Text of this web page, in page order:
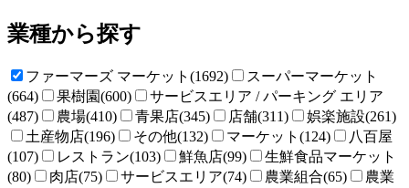
業種から探す
ファーマーズ マーケット(1692)
スーパーマーケット
(664)
果樹園(600)
サービスエリア / パーキング エリア
(487)
農場(410) 青果店(345) 店舗(311)
娯楽施設(261)
土産物店(196)
その他(132) マーケット(124)
八百屋
(107)
レストラン(103) 鮮魚店(99)
生鮮食品マーケット
(80)
肉店(75) サービスエリア(74) 農業組合(65) 農業